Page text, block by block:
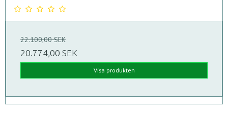
22.100,00 SEK
20.774,00 SEK
Visa produkten